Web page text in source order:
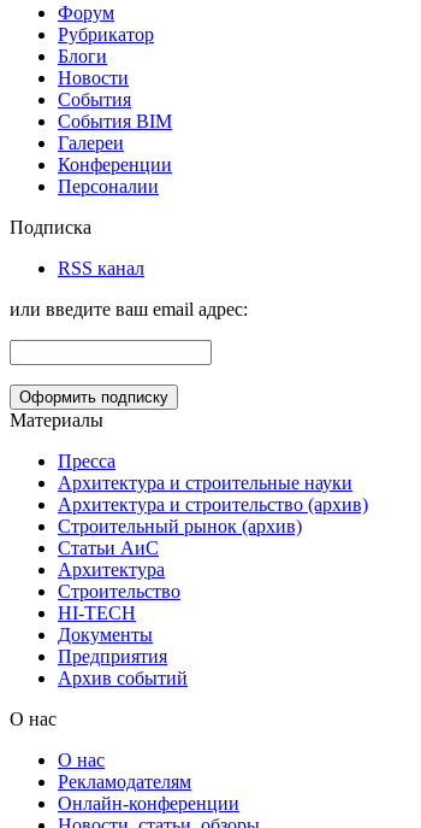
Форум
Рубрикатор
Блоги
Новости
События
События BIM
Галереи
Конференции
Персоналии
Подписка
RSS канал
или введите ваш email адрес:
Материалы
Пресса
Архитектура и строительные науки
Архитектура и строительство (архив)
Строительный рынок (архив)
Статьи АиС
Архитектура
Строительство
HI-TECH
Документы
Предприятия
Архив событий
О нас
О нас
Рекламодателям
Онлайн-конференции